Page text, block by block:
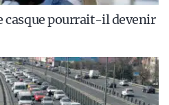
casque pourrait-il devenir